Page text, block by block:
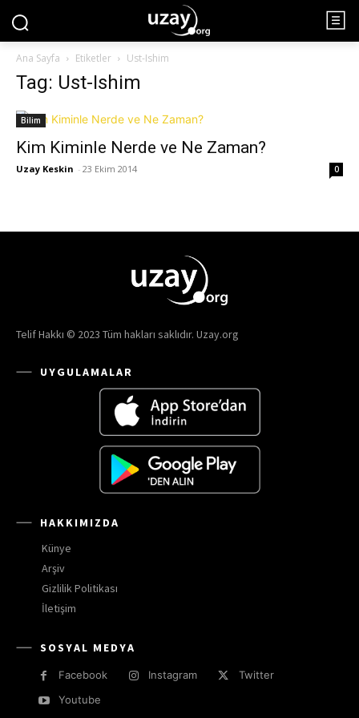
Ana Sayfa Etiketler Ust-Ishim
Tag: Ust-Ishim
Bilim
Kim Kiminle Nerde ve Ne Zaman?
Uzay Keskin - 23 Ekim 2014 0
Telif Hakkı © 2023 Tüm hakları saklıdır. Uzay.org
UYGULAMALAR
HAKKIMIZDA
Künye
Arşiv
Gizlilik Politikası
İletişim
SOSYAL MEDYA
Facebook Instagram
Twitter
Youtube